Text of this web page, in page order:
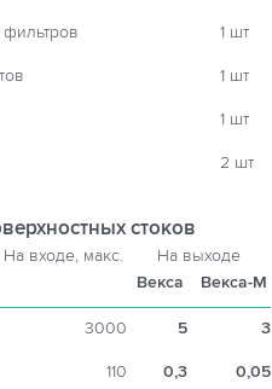
1 шт
1 шт
1 шт
2 шт
стоков
На входе, макс.
На выходе
Векса
Векса-М
3000 5 3
110 0,3 0,05